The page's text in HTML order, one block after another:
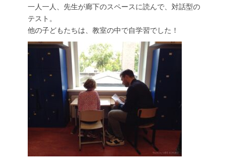
一人一人、先生が廊下のスペースに読んで、対話型の
テスト。
他の子どもたちは、教室の中で自学習でした！